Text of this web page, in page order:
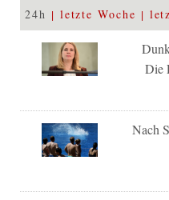
24h letzte Woche
Die
Nach